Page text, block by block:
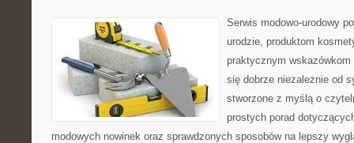
Serwis modowo-urodowy
urodzie, produktom
praktycznym
się dobrze niezależnie od
stworzone z myślą o
prostych porad
modowych nowinek oraz sprawdzonych sposobów na lepszy